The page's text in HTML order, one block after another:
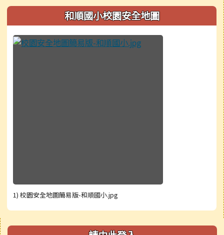
和順國小校園安全地圖
1) 校園安全地圖簡易版-和順國小.jpg